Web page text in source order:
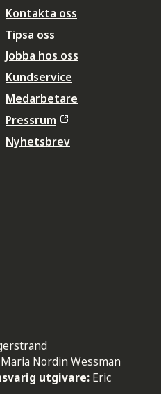
Kontakta oss
Tipsa oss
Jobba hos oss
Kundservice
Medarbetare
Pressrum
Nyhetsbrev
Maria Nordin Wessman
utgivare: Eric